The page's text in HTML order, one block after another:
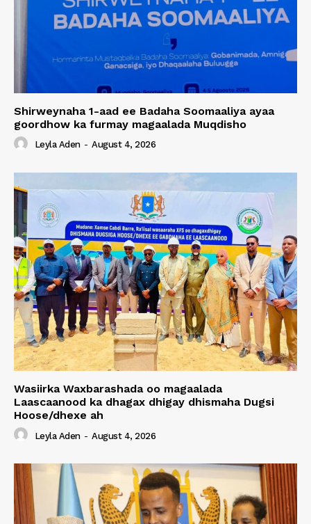
Shirweynaha 1-aad ee Badaha Soomaaliya ayaa
goordhow ka furmay magaalada Muqdisho
Leyla Aden - August 4, 2026
Wasiirka Waxbarashada oo magaalada
Laascaanood ka dhagax dhigay dhismaha Dugsi
Hoose/dhexe ah
Leyla Aden - August 4, 2026